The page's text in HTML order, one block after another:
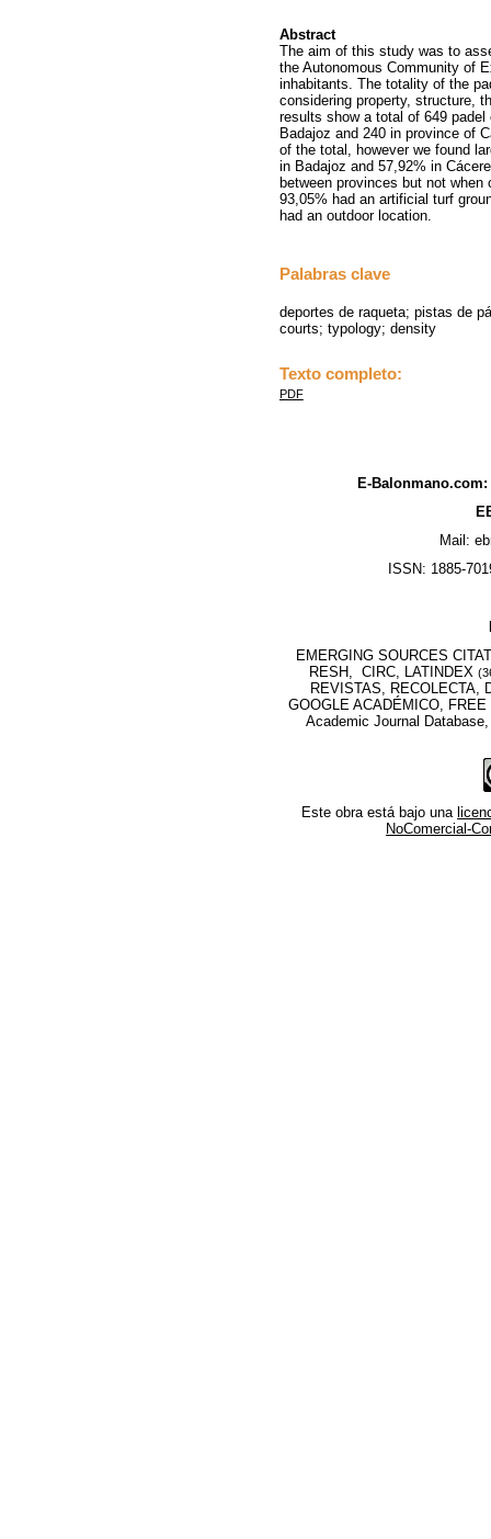
Abstract
The aim of this study was to
the Autonomous Community of
inhabitants. The totality of the
considering property, structure,
results show a total of 649
Badajoz and 240 in province of
of the total, however we found
in Badajoz and 57,92% in
between provinces but not
93,05% had an artificial turf
had an outdoor location.
Palabras clave
deportes de raqueta; pistas de
courts; typology; density
Texto completo:
PDF
E-
Mail:
ISSN: 1885-
EMERGING SOURCES
RESH, CIRC, LATINDEX
REVISTAS, RECOLECTA,
GOOGLE ACADÉMICO,
Academic Journal
Este obra está bajo una
NoComercial-